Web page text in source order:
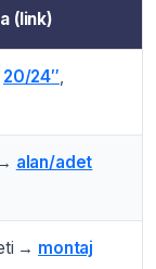
(link)
20/24″,
alan/adet
→ montaj